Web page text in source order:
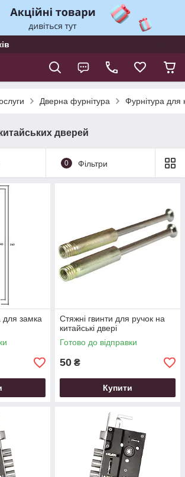
Дверна фурнітура Фурнітура для
дверей
0 Фільтри
для замка
Стяжні гвинти для ручок на
китайські двері
Готово до відправки
50 ₴
Купити